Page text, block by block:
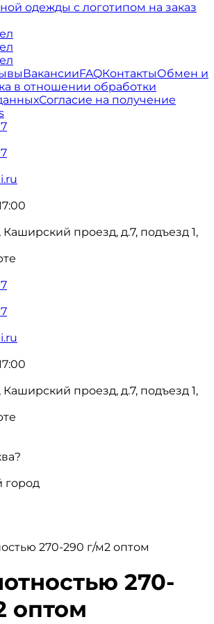
одежды с логотипом на заказ
ВакансииFAQКонтактыОбмен и
в отношении обработки
Согласие на получение
Каширский проезд, д.7, подъезд 1,
Каширский проезд, д.7, подъезд 1,
город
270-290 г/м2 оптом
270-
оптом